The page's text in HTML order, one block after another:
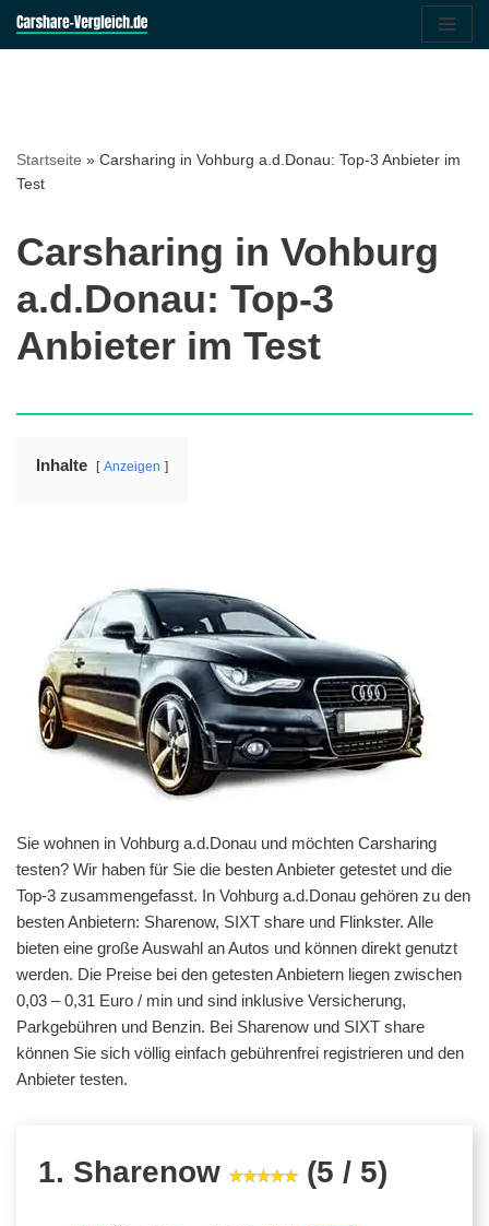
Startseite » Carsharing in Vohburg a.d.Donau: Top-3 Anbieter im
Test
Carsharing in Vohburg
a.d.Donau: Top-3
Anbieter im Test
Inhalte Anzeigen
Sie wohnen in Vohburg a.d.Donau und möchten Carsharing
testen? Wir haben für Sie die besten Anbieter getestet und die
Top-3 zusammengefasst. In Vohburg a.d.Donau gehören zu den
besten Anbietern: Sharenow, SIXT share und Flinkster. Alle
bieten eine große Auswahl an Autos und können direkt genutzt
werden. Die Preise bei den getesten Anbietern liegen zwischen
0,03 – 0,31 Euro / min und sind inklusive Versicherung,
Parkgebühren und Benzin. Bei Sharenow und SIXT share
können Sie sich völlig einfach gebührenfrei registrieren und den
Anbieter testen.
1. Sharenow (5 / 5)